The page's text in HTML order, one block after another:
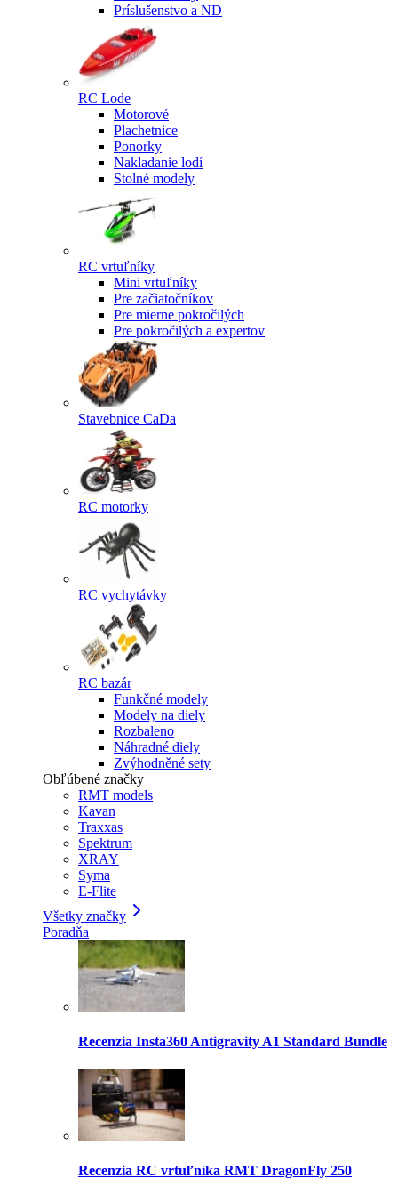
Príslušenstvo a ND
RC Lode
Motorové
Plachetnice
Ponorky
Nakladanie lodí
Stolné modely
RC vrtuľníky
Mini vrtuľníky
Pre začiatočníkov
Pre mierne pokročilých
Pre pokročilých a expertov
Stavebnice CaDa
RC motorky
RC vychytávky
RC bazár
Funkčné modely
Modely na diely
Rozbaleno
Náhradné diely
Zvýhodněné sety
Obľúbené značky
RMT models
Kavan
Traxxas
Spektrum
XRAY
Syma
E-Flite
Všetky značky
Poradňa
Recenzia Insta360 Antigravity A1 Standard Bundle
Recenzia RC vrtuľníka RMT DragonFly 250